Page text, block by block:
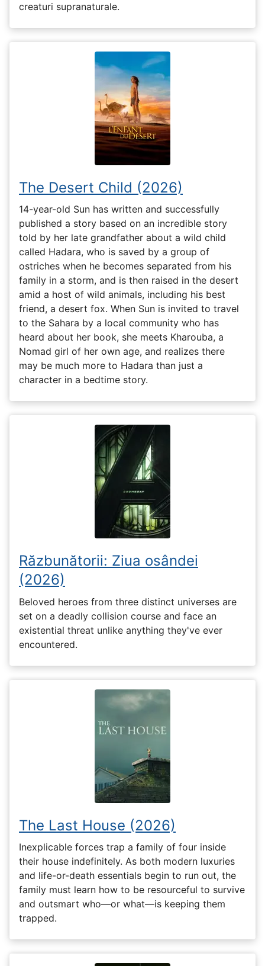
creaturi supranaturale.
The Desert Child (2026)
14-year-old Sun has written and successfully
published a story based on an incredible story
told by her late grandfather about a wild child
called Hadara, who is saved by a group of
ostriches when he becomes separated from his
family in a storm, and is then raised in the desert
amid a host of wild animals, including his best
friend, a desert fox. When Sun is invited to travel
to the Sahara by a local community who has
heard about her book, she meets Kharouba, a
Nomad girl of her own age, and realizes there
may be much more to Hadara than just a
character in a bedtime story.
Răzbunătorii: Ziua osândei
(2026)
Beloved heroes from three distinct universes are
set on a deadly collision course and face an
existential threat unlike anything they've ever
encountered.
The Last House (2026)
Inexplicable forces trap a family of four inside
their house indefinitely. As both modern luxuries
and life-or-death essentials begin to run out, the
family must learn how to be resourceful to survive
and outsmart who—or what—is keeping them
trapped.